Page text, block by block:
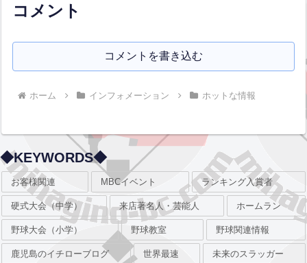
コメント
コメントを書き込む
ホーム インフォメーション ホットな情報
◆KEYWORDS◆
お客様関連 MBCイベント ランキング入賞者
硬式大会（中学） 来店著名人・芸能人 ホームラン
野球大会（小学） 野球教室 野球関連情報
鹿児島のイチローブログ 世界最速 未来のスラッガー